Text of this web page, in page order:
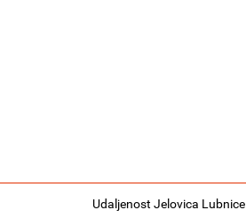
Udaljenost Jelovica Lubnice